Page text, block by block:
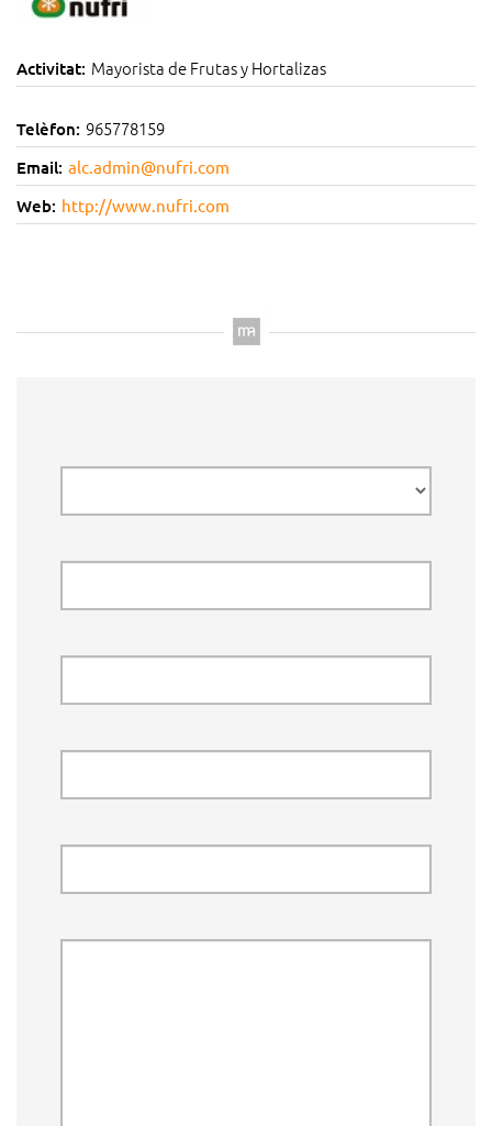
Activitat: Mayorista de Frutas y Hortalizas
Telèfon: 965778159
Email: alc.admin@nufri.com
Web: http://www.nufri.com